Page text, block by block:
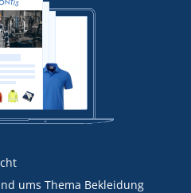
ums Thema Bekleidung